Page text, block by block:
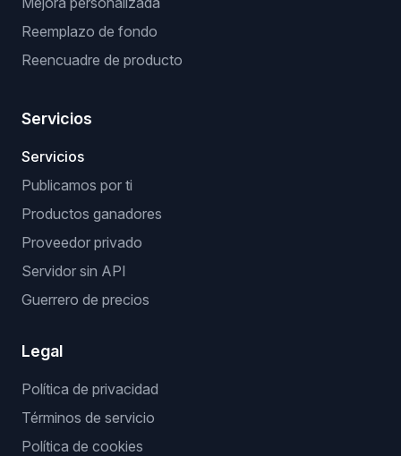
Reemplazo de fondo
Reencuadre de producto
Servicios
Servicios
Publicamos por ti
Productos ganadores
Proveedor privado
Servidor sin API
Guerrero de precios
Legal
Política de privacidad
Términos de servicio
Política de cookies